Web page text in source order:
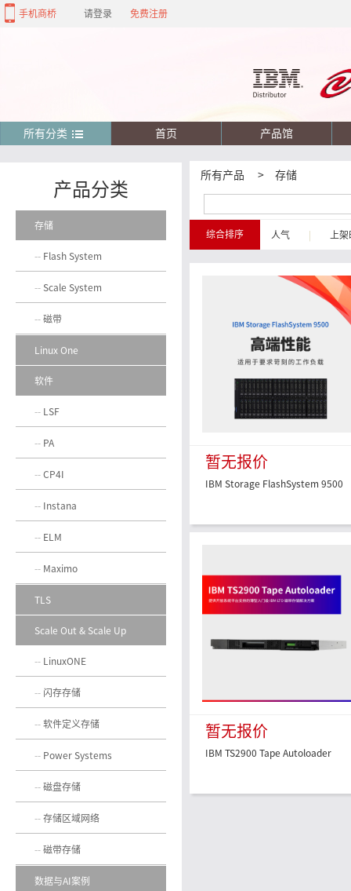
手机商桥 请登录 免费注册
所有分类 首页 产品馆
所有产品 > 存储
综合排序 人气 上
暂无报价
IBM Storage FlashSystem 9500
暂无报价
IBM TS2900 Tape Autoloader
产品分类
存储
Flash System
Scale System
磁带
Linux One
软件
LSF
PA
CP4I
Instana
ELM
Maximo
TLS
Scale Out & Scale Up
LinuxONE
闪存存储
软件定义存储
Power Systems
磁盘存储
存储区域网络
磁带存储
数据与AI案例